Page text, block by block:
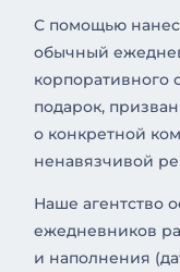
С помощью
обычный
корпоративного
подарок,
о конкретной
ненавязчивой
Наше агентство
ежедневников
и наполнения